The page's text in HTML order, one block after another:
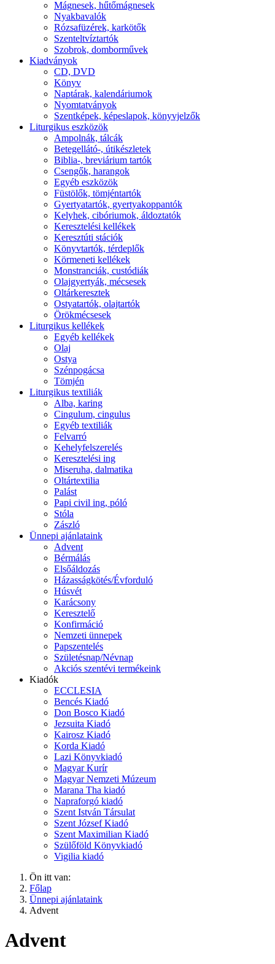
Mágnesek, hűtőmágnesek
Nyakbavalók
Rózsafüzérek, karkötők
Szenteltvíztartók
Szobrok, domborművek
Kiadványok
CD, DVD
Könyv
Naptárak, kalendáriumok
Nyomtatványok
Szentképek, képeslapok, könyvjelzők
Liturgikus eszközök
Ampolnák, tálcák
Betegellátó-, útikészletek
Biblia-, breviárium tartók
Csengők, harangok
Egyéb eszközök
Füstölők, tömjéntartók
Gyertyatartók, gyertyakoppantók
Kelyhek, cibóriumok, áldoztatók
Keresztelési kellékek
Keresztúti stációk
Könyvtartók, térdeplők
Körmeneti kellékek
Monstranciák, custódiák
Olajgyertyák, mécsesek
Oltárkeresztek
Ostyatartók, olajtartók
Örökmécsesek
Liturgikus kellékek
Egyéb kellékek
Olaj
Ostya
Szénpogácsa
Tömjén
Liturgikus textiliák
Alba, karing
Cingulum, cingulus
Egyéb textiliák
Felvarró
Kehelyfelszerelés
Keresztelési ing
Miseruha, dalmatika
Oltártextilia
Palást
Papi civil ing, póló
Stóla
Zászló
Ünnepi ajánlataink
Advent
Bérmálás
Elsőáldozás
Házasságkötés/Évforduló
Húsvét
Karácsony
Keresztelő
Konfirmáció
Nemzeti ünnepek
Papszentelés
Születésnap/Névnap
Akciós szentévi termékeink
Kiadók
ECCLESIA
Bencés Kiadó
Don Bosco Kiadó
Jezsuita Kiadó
Kairosz Kiadó
Korda Kiadó
Lazi Könyvkiadó
Magyar Kurír
Magyar Nemzeti Múzeum
Marana Tha kiadó
Napraforgó kiadó
Szent István Társulat
Szent József Kiadó
Szent Maximilian Kiadó
Szülőföld Könyvkiadó
Vigilia kiadó
Ön itt van:
Főlap
Ünnepi ajánlataink
Advent
Advent